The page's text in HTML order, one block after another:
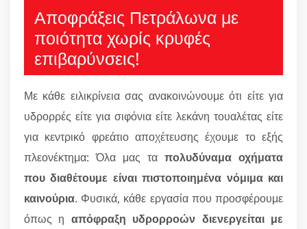
Αποφράξεις Πετράλωνα με
ποιότητα χωρίς κρυφές
επιβαρύνσεις!
Με κάθε ειλικρίνεια σας ανακοινώνουμε ότι είτε για
υδρορρές είτε για σιφόνια είτε λεκάνη τουαλέτας είτε
για κεντρικό φρεάτιο αποχέτευσης έχουμε το εξής
πλεονέκτημα: Όλα μας τα πολυδύναμα οχήματα
που διαθέτουμε είναι πιστοποιημένα νόμιμα και
καινούρια. Φυσικά, κάθε εργασία που προσφέρουμε
όπως η απόφραξη υδρορροών διενεργείται με